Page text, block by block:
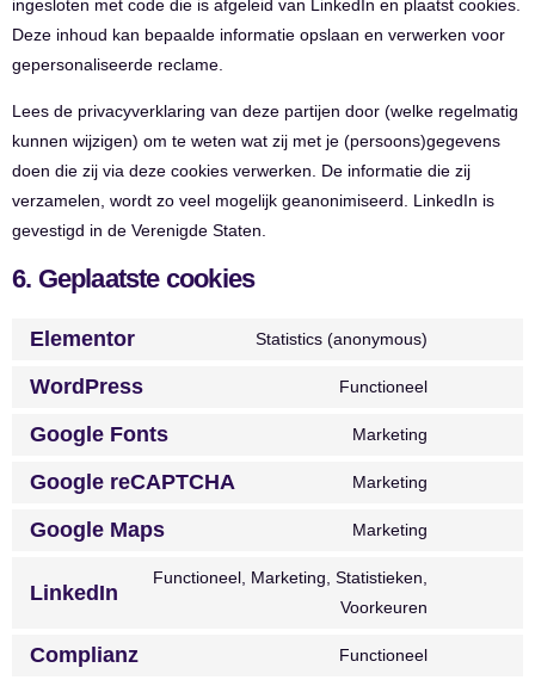
ingesloten met code die is afgeleid van LinkedIn en plaatst cookies.
Deze inhoud kan bepaalde informatie opslaan en verwerken voor
gepersonaliseerde reclame.
Lees de privacyverklaring van deze partijen door (welke regelmatig
kunnen wijzigen) om te weten wat zij met je (persoons)gegevens
doen die zij via deze cookies verwerken. De informatie die zij
verzamelen, wordt zo veel mogelijk geanonimiseerd. LinkedIn is
gevestigd in de Verenigde Staten.
6. Geplaatste cookies
Elementor Statistics (anonymous)
WordPress Functioneel
Google Fonts Marketing
Google reCAPTCHA Marketing
Google Maps Marketing
LinkedIn
Functioneel, Marketing, Statistieken,
Voorkeuren
Complianz Functioneel